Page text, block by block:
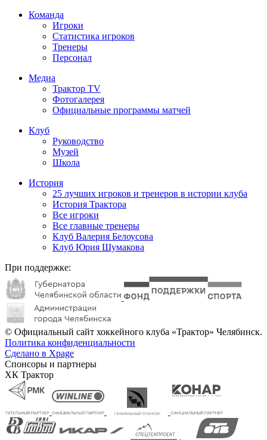
Команда
Игроки
Статистика игроков
Тренеры
Персонал
Медиа
Трактор TV
Фотогалерея
Официальные программы матчей
Клуб
Руководство
Музей
Школа
История
25 лучших игроков и тренеров в истории клуба
История Трактора
Все игроки
Все главные тренеры
Клуб Валерия Белоусова
Клуб Юрия Шумакова
При поддержке:
© Официальный сайт хоккейного клуба «Трактор» Челябинск.
Политика конфиденциальности
Сделано в Xpage
Спонсоры и партнеры
ХК Трактор